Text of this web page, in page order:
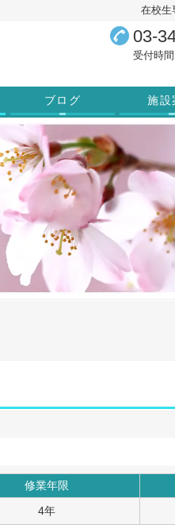
在校生
03-
受付時
ブログ 施設
修業年限
4年